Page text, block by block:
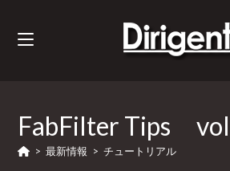
FabFilter Tips
> 最新情報 > チュートリアル